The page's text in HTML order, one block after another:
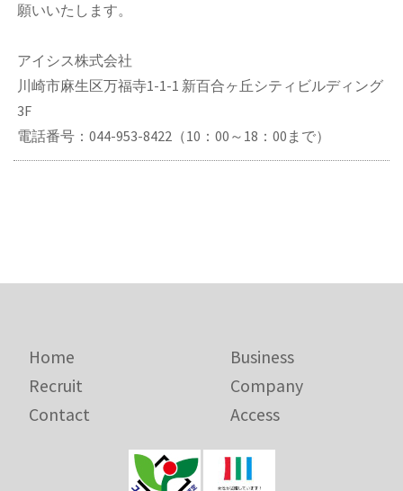
願いいたします。
アイシス株式会社
川崎市麻生区万福寺1-1-1 新百合ヶ丘シティビルディング
3F
電話番号：044-953-8422（10：00～18：00まで）
Home
Business
Recruit
Company
Contact
Access